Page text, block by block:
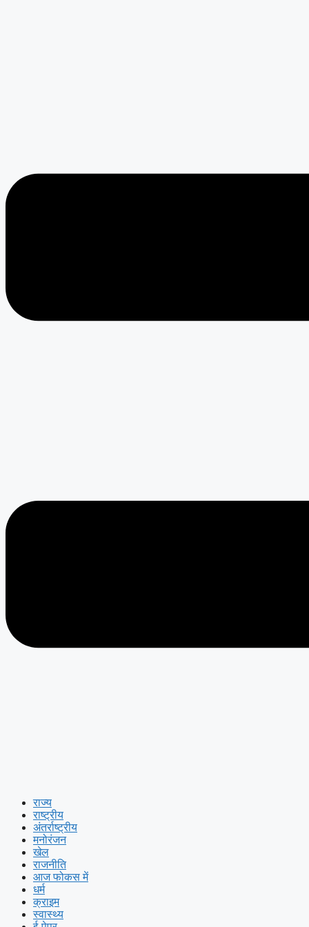
राज्य
राष्ट्रीय
अंतर्राष्ट्रीय
मनोरंजन
खेल
राजनीति
आज फोकस में
धर्म
क्राइम
स्वास्थ्य